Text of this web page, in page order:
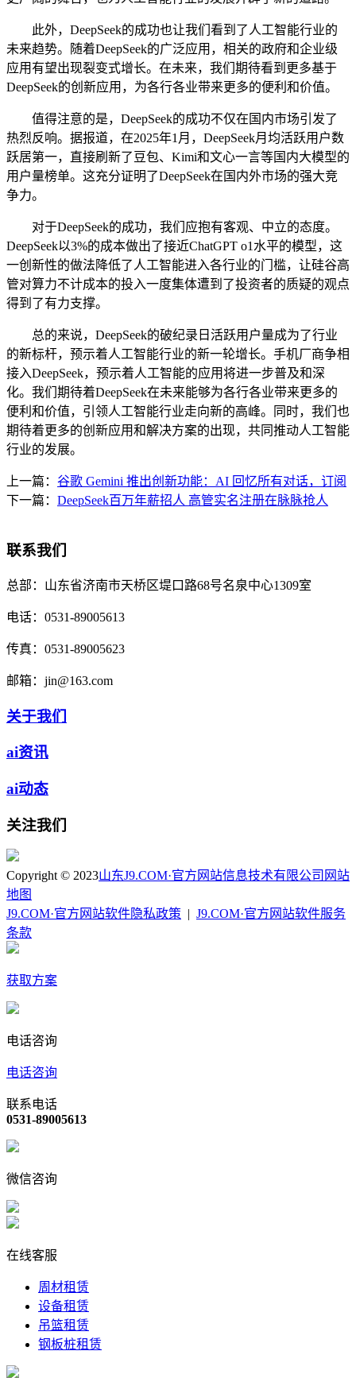
此外，DeepSeek的成功也让我们看到了人工智能行业的
未来趋势。随着DeepSeek的广泛应用，相关的政府和企业级
应用有望出现裂变式增长。在未来，我们期待看到更多基于
DeepSeek的创新应用，为各行各业带来更多的便利和价值。
值得注意的是，DeepSeek的成功不仅在国内市场引发了
热烈反响。据报道，在2025年1月，DeepSeek月均活跃用户数
跃居第一，直接刷新了豆包、Kimi和文心一言等国内大模型的
用户量榜单。这充分证明了DeepSeek在国内外市场的强大竞
争力。
对于DeepSeek的成功，我们应抱有客观、中立的态度。
DeepSeek以3%的成本做出了接近ChatGPT o1水平的模型，这
一创新性的做法降低了人工智能进入各行业的门槛，让硅谷高
管对算力不计成本的投入一度集体遭到了投资者的质疑的观点
得到了有力支撑。
总的来说，DeepSeek的破纪录日活跃用户量成为了行业
的新标杆，预示着人工智能行业的新一轮增长。手机厂商争相
接入DeepSeek，预示着人工智能的应用将进一步普及和深
化。我们期待着DeepSeek在未来能够为各行各业带来更多的
便利和价值，引领人工智能行业走向新的高峰。同时，我们也
期待着更多的创新应用和解决方案的出现，共同推动人工智能
行业的发展。
上一篇： 谷歌 Gemini 推出创新功能：AI 回忆所有对话，订阅
下一篇： DeepSeek百万年薪招人 高管实名注册在脉脉抢人
联系我们
总部： 山东省济南市天桥区堤口路68号名泉中心1309室
电话： 0531-89005613
传真： 0531-89005623
邮箱： jin@163.com
关于我们
ai资讯
ai动态
关注我们
Copyright © 2023山东J9.COM·官方网站信息技术有限公司 网站
地图
J9.COM·官方网站软件隐私政策
J9.COM·官方网站软件服务
条款
获取方案
电话咨询
电话咨询
联系电话
0531-89005613
微信咨询
在线客服
周材租赁
设备租赁
吊篮租赁
钢板桩租赁